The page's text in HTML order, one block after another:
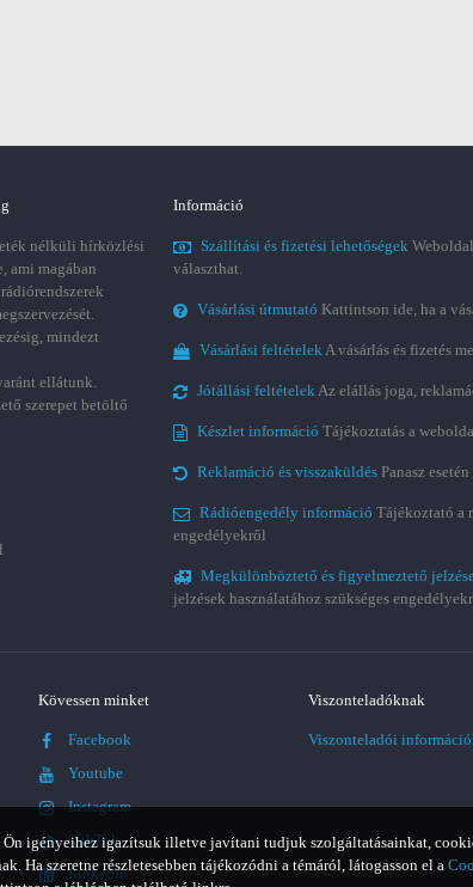
igényeihez igazítsuk illetve javítani tudjuk szolgáltatásainkat,
Ha szeretne részletesebben tájékozódni a témáról, látogasson el a
nélküli hírközlési
ami magában
mindezt
ellátunk.
szerepet betöltő
Információ
Szállítási és fizetési lehetőségek
választhat.
Vásárlási útmutató Kattintson ide, ha a
Vásárlási feltételekA vásárlás és fizetés
Jótállási feltételekAz elállás joga,
Készlet információ Tájékoztatás a
Reklamáció és visszaküldés Panasz
Rádióengedély információ Tájékoztató a
engedélyekről
Megkülönböztető és figyelmeztető
jelzések használatához szükséges
Kövessen minket
Facebook
Youtube
Instagram
TikTok
LinkedIn
Viszonteladóknak
Viszonteladói